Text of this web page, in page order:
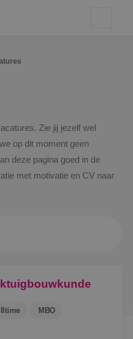
Zie jij jezelf wel
op dit moment geen
deze pagina goed in de
met motivatie en CV naar
MBO